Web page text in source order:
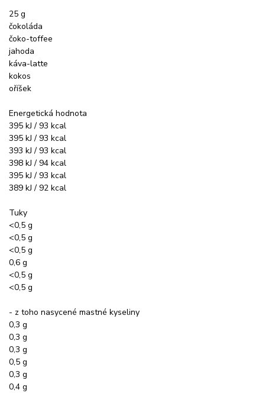
25 g
čokoláda
čoko-toffee
jahoda
káva-latte
kokos
oříšek
Energetická hodnota
395 kJ / 93 kcal
395 kJ / 93 kcal
393 kJ / 93 kcal
398 kJ / 94 kcal
395 kJ / 93 kcal
389 kJ / 92 kcal
Tuky
<0,5 g
<0,5 g
<0,5 g
0,6 g
<0,5 g
<0,5 g
- z toho nasycené mastné kyseliny
0,3 g
0,3 g
0,3 g
0,5 g
0,3 g
0,4 g